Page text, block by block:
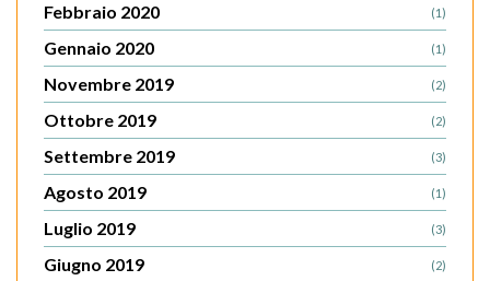
Febbraio 2020 (1)
Gennaio 2020 (1)
Novembre 2019 (2)
Ottobre 2019 (2)
Settembre 2019 (3)
Agosto 2019 (1)
Luglio 2019 (3)
Giugno 2019 (2)